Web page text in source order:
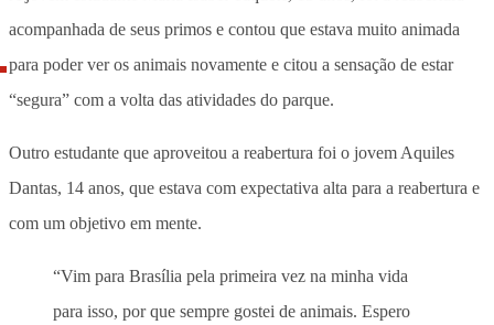
acompanhada de seus primos e contou que estava muito animada
para poder ver os animais novamente e citou a sensação de estar
“segura” com a volta das atividades do parque.
Outro estudante que aproveitou a reabertura foi o jovem Aquiles
Dantas, 14 anos, que estava com expectativa alta para a reabertura e
com um objetivo em mente.
“Vim para Brasília pela primeira vez na minha vida
para isso, por que sempre gostei de animais. Espero